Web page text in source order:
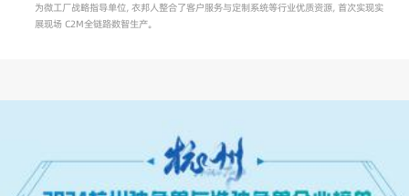
为微工厂战略指导单位，衣邦人整合了客户服务与定制系统等行业优质资源，首次实现实
展现场 C2M全链路数智生产。